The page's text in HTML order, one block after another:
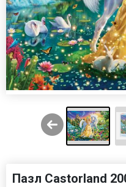
Пазл Castorland